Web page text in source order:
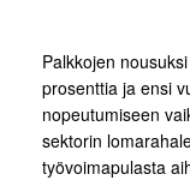
Palkkojen
prosenttia ja ensi
nopeutumiseen
sektorin
työvoimapulasta